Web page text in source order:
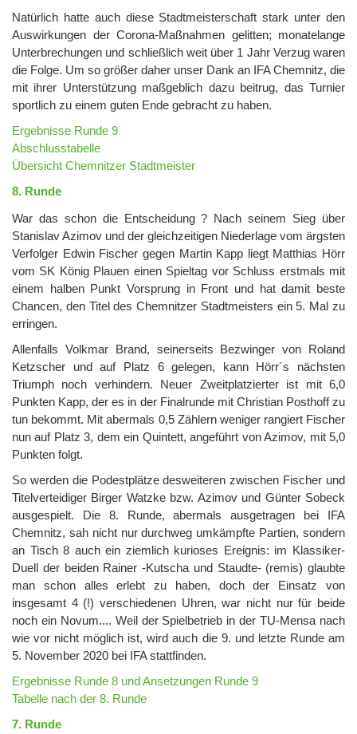
Natürlich hatte auch diese Stadtmeisterschaft stark unter den
Auswirkungen der Corona-Maßnahmen gelitten; monatelange
Unterbrechungen und schließlich weit über 1 Jahr Verzug waren
die Folge. Um so größer daher unser Dank an IFA Chemnitz, die
mit ihrer Unterstützung maßgeblich dazu beitrug, das Turnier
sportlich zu einem guten Ende gebracht zu haben.
Ergebnisse Runde 9
Abschlusstabelle
Übersicht Chemnitzer Stadtmeister
8. Runde
War das schon die Entscheidung ? Nach seinem Sieg über
Stanislav Azimov und der gleichzeitigen Niederlage vom ärgsten
Verfolger Edwin Fischer gegen Martin Kapp liegt Matthias Hörr
vom SK König Plauen einen Spieltag vor Schluss erstmals mit
einem halben Punkt Vorsprung in Front und hat damit beste
Chancen, den Titel des Chemnitzer Stadtmeisters ein 5. Mal zu
erringen.
Allenfalls Volkmar Brand, seinerseits Bezwinger von Roland
Ketzscher und auf Platz 6 gelegen, kann Hörr´s nächsten
Triumph noch verhindern. Neuer Zweitplatzierter ist mit 6,0
Punkten Kapp, der es in der Finalrunde mit Christian Posthoff zu
tun bekommt. Mit abermals 0,5 Zählern weniger rangiert Fischer
nun auf Platz 3, dem ein Quintett, angeführt von Azimov, mit 5,0
Punkten folgt.
So werden die Podestplätze desweiteren zwischen Fischer und
Titelverteidiger Birger Watzke bzw. Azimov und Günter Sobeck
ausgespielt. Die 8. Runde, abermals ausgetragen bei IFA
Chemnitz, sah nicht nur durchweg umkämpfte Partien, sondern
an Tisch 8 auch ein ziemlich kurioses Ereignis: im Klassiker-
Duell der beiden Rainer -Kutscha und Staudte- (remis) glaubte
man schon alles erlebt zu haben, doch der Einsatz von
insgesamt 4 (!) verschiedenen Uhren, war nicht nur für beide
noch ein Novum.... Weil der Spielbetrieb in der TU-Mensa nach
wie vor nicht möglich ist, wird auch die 9. und letzte Runde am
5. November 2020 bei IFA stattfinden.
Ergebnisse Runde 8 und Ansetzungen Runde 9
Tabelle nach der 8. Runde
7. Runde